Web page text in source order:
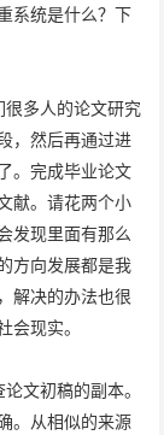
系统是什么？下
多人的论文研究
，然后再通过进
。完成毕业论文
献。请花两个小
发现里面有那么
方向发展都是我
解决的办法也很
现实。
文初稿的副本。
。从相似的来源